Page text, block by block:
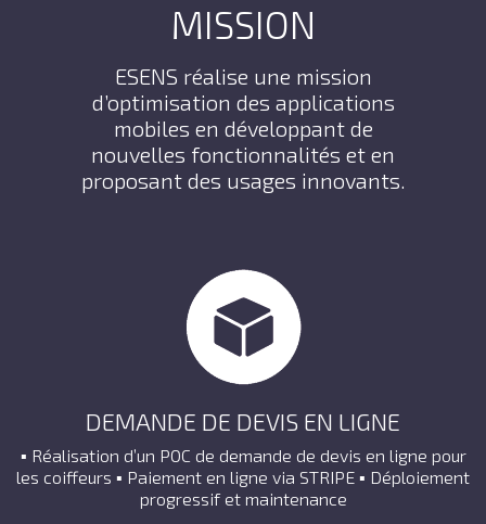
MISSION
ESENS réalise une mission
d’optimisation des applications
mobiles en développant de
nouvelles fonctionnalités et en
proposant des usages innovants.
DEMANDE DE DEVIS EN LIGNE
▪ Réalisation d’un POC de demande de devis en ligne pour
les coiffeurs ▪ Paiement en ligne via STRIPE ▪ Déploiement
progressif et maintenance